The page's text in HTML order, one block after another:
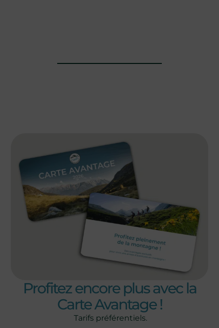
Profitez encore plus avec la
Carte Avantage !
Tarifs préférentiels.